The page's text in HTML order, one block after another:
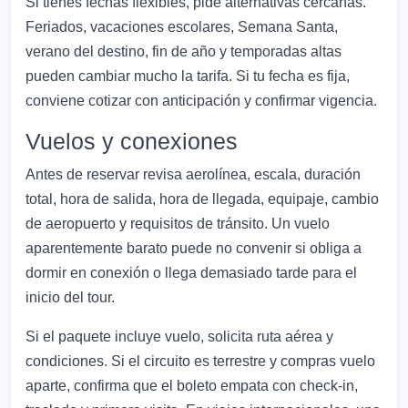
Feriados, vacaciones escolares, Semana Santa,
verano del destino, fin de año y temporadas altas
pueden cambiar mucho la tarifa. Si tu fecha es fija,
conviene cotizar con anticipación y confirmar vigencia.
Vuelos y conexiones
Antes de reservar revisa aerolínea, escala, duración
total, hora de salida, hora de llegada, equipaje, cambio
de aeropuerto y requisitos de tránsito. Un vuelo
aparentemente barato puede no convenir si obliga a
dormir en conexión o llega demasiado tarde para el
inicio del tour.
Si el paquete incluye vuelo, solicita ruta aérea y
condiciones. Si el circuito es terrestre y compras vuelo
aparte, confirma que el boleto empata con check-in,